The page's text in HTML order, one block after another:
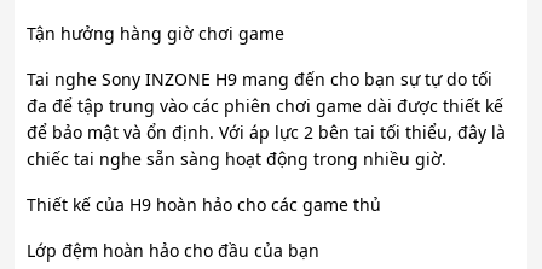
Tận hưởng hàng giờ chơi game
Tai nghe Sony INZONE H9 mang đến cho bạn sự tự do tối
đa để tập trung vào các phiên chơi game dài được thiết kế
để bảo mật và ổn định. Với áp lực 2 bên tai tối thiểu, đây là
chiếc tai nghe sẵn sàng hoạt động trong nhiều giờ.
Thiết kế của H9 hoàn hảo cho các game thủ
Lớp đệm hoàn hảo cho đầu của bạn